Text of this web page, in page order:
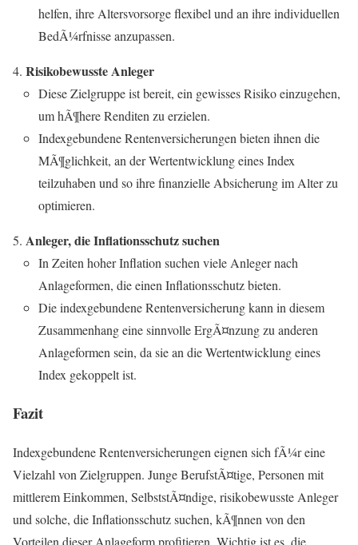
helfen, ihre Altersvorsorge flexibel und an ihre individuellen
BedÃ¼rfnisse anzupassen.
Risikobewusste Anleger
Diese Zielgruppe ist bereit, ein gewisses Risiko einzugehen,
um hÃ¶here Renditen zu erzielen.
Indexgebundene Rentenversicherungen bieten ihnen die
MÃ¶glichkeit, an der Wertentwicklung eines Index
teilzuhaben und so ihre finanzielle Absicherung im Alter zu
optimieren.
Anleger, die Inflationsschutz suchen
In Zeiten hoher Inflation suchen viele Anleger nach
Anlageformen, die einen Inflationsschutz bieten.
Die indexgebundene Rentenversicherung kann in diesem
Zusammenhang eine sinnvolle ErgÃ¤nzung zu anderen
Anlageformen sein, da sie an die Wertentwicklung eines
Index gekoppelt ist.
Fazit
Indexgebundene Rentenversicherungen eignen sich fÃ¼r eine
Vielzahl von Zielgruppen. Junge BerufstÃ¤tige, Personen mit
mittlerem Einkommen, SelbststÃ¤ndige, risikobewusste Anleger
und solche, die Inflationsschutz suchen, kÃ¶nnen von den
Vorteilen dieser Anlageform profitieren. Wichtig ist es, die